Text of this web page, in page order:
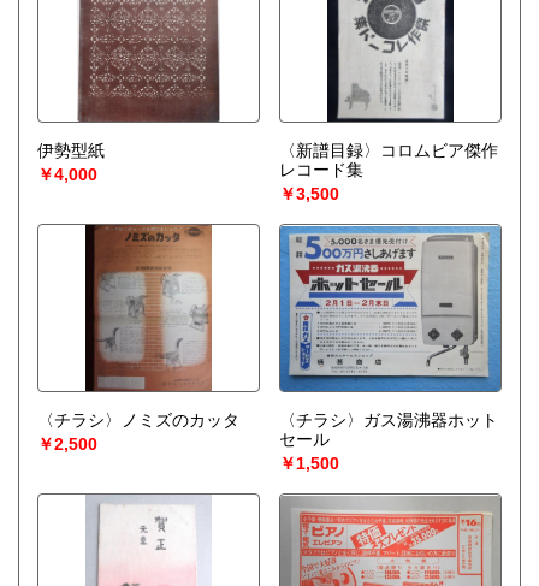
伊勢型紙
￥4,000
〈新譜目録〉コロムビア傑作
レコード集
￥3,500
〈チラシ〉ノミズのカッタ
￥2,500
〈チラシ〉ガス湯沸器ホット
セール
￥1,500